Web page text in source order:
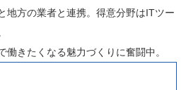
地方の業者と連携。得意分野はITツー
働きたくなる魅力づくりに奮闘中。